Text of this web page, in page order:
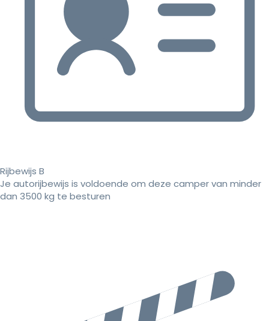
Rijbewijs B
Je autorijbewijs is voldoende om deze camper van minder
dan 3500 kg te besturen